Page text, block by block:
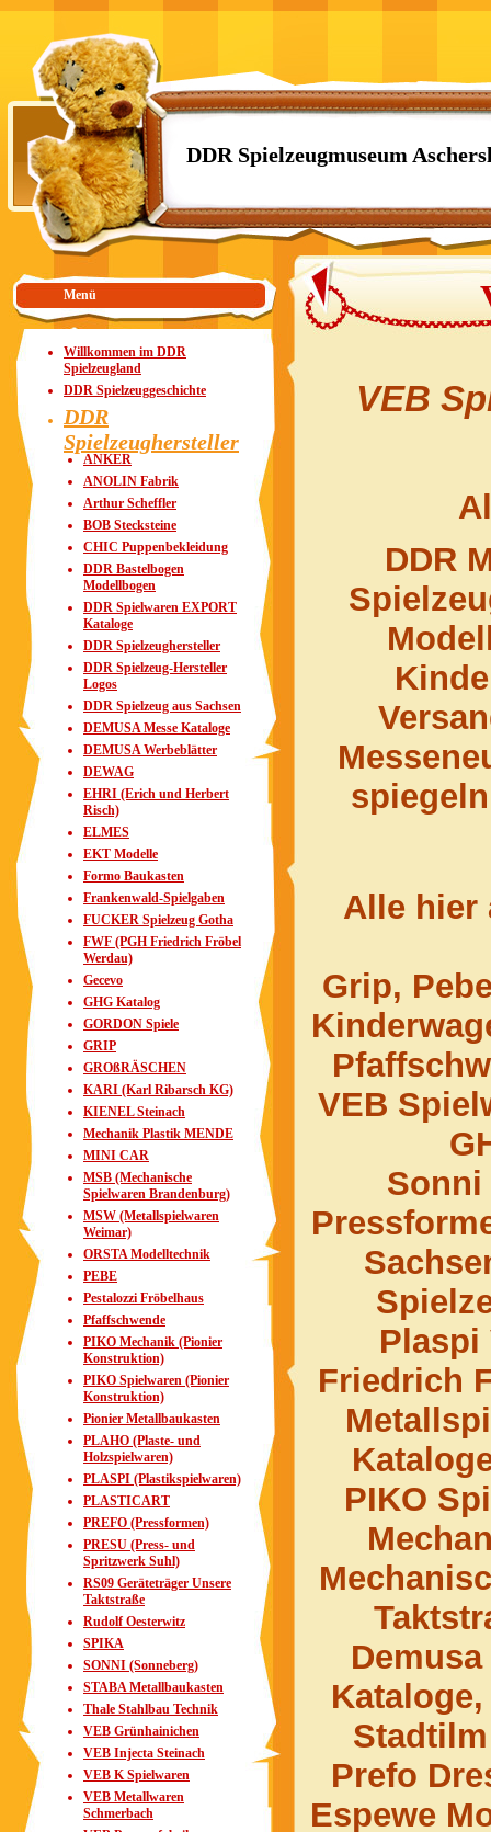
DDR Spielzeugmuseum
Menü
Willkommen im DDR
Spielzeugland
DDR Spielzeuggeschichte
DDR
Spielzeughersteller
ANKER
ANOLIN Fabrik
Arthur Scheffler
BOB Stecksteine
CHIC Puppenbekleidung
DDR Bastelbogen
Modellbogen
DDR Spielwaren EXPORT
Kataloge
DDR Spielzeughersteller
DDR Spielzeug-Hersteller
Logos
DDR Spielzeug aus Sachsen
DEMUSA Messe Kataloge
DEMUSA Werbeblätter
DEWAG
EHRI (Erich und Herbert
Risch)
ELMES
EKT Modelle
Formo Baukasten
Frankenwald-Spielgaben
FUCKER Spielzeug Gotha
FWF (PGH Friedrich Fröbel
Werdau)
Gecevo
GHG Katalog
GORDON Spiele
GRIP
GROßRÄSCHEN
KARI (Karl Ribarsch KG)
KIENEL Steinach
Mechanik Plastik MENDE
MINI CAR
MSB (Mechanische
Spielwaren Brandenburg)
MSW (Metallspielwaren
Weimar)
ORSTA Modelltechnik
PEBE
Pestalozzi Fröbelhaus
Pfaffschwende
PIKO Mechanik (Pionier
Konstruktion)
PIKO Spielwaren (Pionier
Konstruktion)
Pionier Metallbaukasten
PLAHO (Plaste- und
Holzspielwaren)
PLASPI (Plastikspielwaren)
PLASTICART
PREFO (Pressformen)
PRESU (Press- und
Spritzwerk Suhl)
RS09 Geräteträger Unsere
Taktstraße
Rudolf Oesterwitz
SPIKA
SONNI (Sonneberg)
STABA Metallbaukasten
Thale Stahlbau Technik
VEB Grünhainichen
VEB Injecta Steinach
VEB K Spielwaren
VEB Metallwaren
Schmerbach
VEB
DDR
Alle hier
Grip,
VEB
Sonni
Plaspi
Friedrich
PIKO
Prefo
Espewe